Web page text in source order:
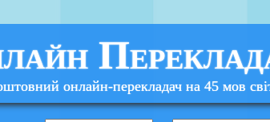
онлайн-перекладач на 45 мов